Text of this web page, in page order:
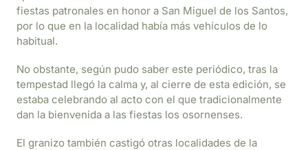
fiestas patronales en honor a San Miguel de los Santos,
por lo que en la localidad había más vehículos de lo
habitual.
No obstante, según pudo saber este periódico, tras la
tempestad llegó la calma y, al cierre de esta edición, se
estaba celebrando al acto con el que tradicionalmente
dan la bienvenida a las fiestas los osornenses.
El granizo también castigó otras localidades de la